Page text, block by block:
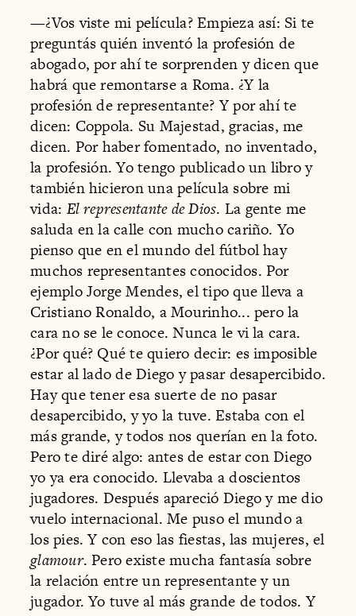
—¿Vos viste mi película? Empieza así: Si te
preguntás quién inventó la profesión de
abogado, por ahí te sorprenden y dicen que
habrá que remontarse a Roma. ¿Y la
profesión de representante? Y por ahí te
dicen: Coppola. Su Majestad, gracias, me
dicen. Por haber fomentado, no inventado,
la profesión. Yo tengo publicado un libro y
también hicieron una película sobre mi
vida: El representante de Dios. La gente me
saluda en la calle con mucho cariño. Yo
pienso que en el mundo del fútbol hay
muchos representantes conocidos. Por
ejemplo Jorge Mendes, el tipo que lleva a
Cristiano Ronaldo, a Mourinho... pero la
cara no se le conoce. Nunca le vi la cara.
¿Por qué? Qué te quiero decir: es imposible
estar al lado de Diego y pasar desapercibido.
Hay que tener esa suerte de no pasar
desapercibido, y yo la tuve. Estaba con el
más grande, y todos nos querían en la foto.
Pero te diré algo: antes de estar con Diego
yo ya era conocido. Llevaba a doscientos
jugadores. Después apareció Diego y me dio
vuelo internacional. Me puso el mundo a
los pies. Y con eso las fiestas, las mujeres, el
glamour. Pero existe mucha fantasía sobre
la relación entre un representante y un
jugador. Yo tuve al más grande de todos. Y